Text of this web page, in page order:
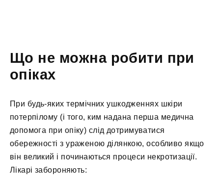
Що не можна робити при
опіках
При будь-яких термічних ушкодженнях шкіри
потерпілому (і того, ким надана перша медична
допомога при опіку) слід дотримуватися
обережності з ураженою ділянкою, особливо якщо
він великий і починаються процеси некротизації.
Лікарі забороняють: